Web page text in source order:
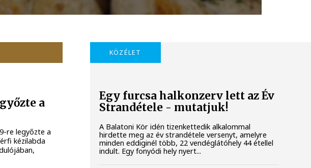
a
re legyőzte a
kézilabda
KÖZÉLET
Egy furcsa halkonzerv lett az Év
Strandétele - mutatjuk!
A Balatoni Kör idén tizenkettedik alkalommal
hirdette meg az év strandétele versenyt, amelyre
minden eddiginél több, 22 vendéglátóhely 44 étellel
indult. Egy fonyódi hely nyert...